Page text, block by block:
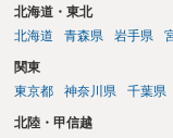
北海道・東北
北海道
青森県 岩手県
関東
東京都
神奈川県 千葉県
北陸・甲信越